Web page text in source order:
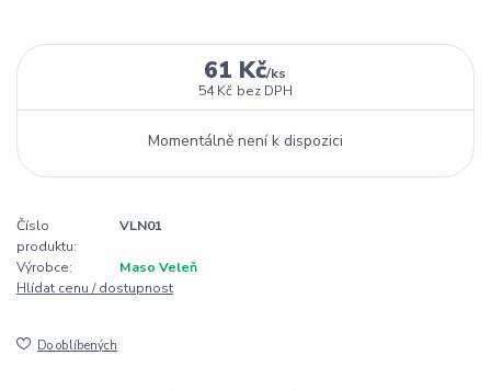
61 Kč/ks
54 Kč bez DPH
Momentálně není k dispozici
Číslo
produktu:
VLN01
Výrobce:
Maso Veleň
Hlídat cenu / dostupnost
Do oblíbených